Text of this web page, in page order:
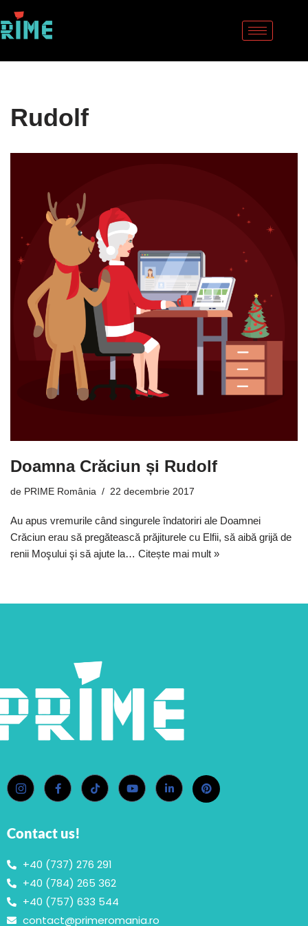
Sari
Rudolf
Doamna Crăciun și Rudolf
de PRIME România 22 decembrie 2017
Au apus vremurile când singurele îndatoriri ale Doamnei
Crăciun erau să pregătească prăjiturele cu Elfii, să aibă grijă de
renii Moşului şi să ajute la… Citește mai mult »
Contact us!
+40 (737) 276 291
+40 (784) 265 362
+40 (757) 633 544
contact@primeromania.ro